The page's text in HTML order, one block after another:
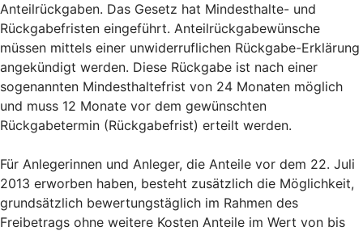
Anteilrückgaben. Das Gesetz hat Mindesthalte- und
Rückgabefristen eingeführt. Anteilrückgabewünsche
müssen mittels einer unwiderruflichen Rückgabe-Erklärung
angekündigt werden. Diese Rückgabe ist nach einer
sogenannten Mindesthaltefrist von 24 Monaten möglich
und muss 12 Monate vor dem gewünschten
Rückgabetermin (Rückgabefrist) erteilt werden.
Für Anlegerinnen und Anleger, die Anteile vor dem 22. Juli
2013 erworben haben, besteht zusätzlich die Möglichkeit,
grundsätzlich bewertungstäglich im Rahmen des
Freibetrags ohne weitere Kosten Anteile im Wert von bis